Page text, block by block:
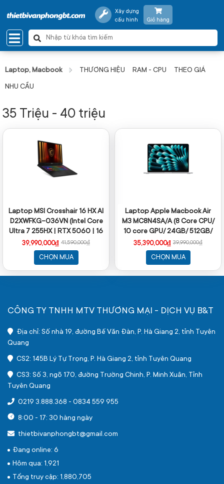
Xây dựng
cấu hình
Giỏ hàng
Laptop, Macbook THƯƠNG HIỆU RAM - CPU THEO GIÁ
NHU CẦU
35 Triệu - 40 triệu
Laptop MSI Crosshair 16 HX AI
D2XWFKG-036VN (Intel Core
Ultra 7 255HX | RTX 5060 | 16
inch QHD+ 240Hz | 16GB |
1TB | Win 11 | Xám)
39,990,000₫ 41,590,000₫
CHỌN MUA
Laptop Apple Macbook Air
M3 MC8N4SA/A (8 Core CPU/
10 core GPU/ 24GB/ 512GB/
13.6Inch/ Mac OS/ Silver/ Vỏ
nhôm)
35,390,000₫ 39,990,000₫
CHỌN MUA
CÔNG TY TNHH MTV THƯƠNG MẠI - DỊCH VỤ B&T
Địa chỉ: Số nhà 19, đường Bế Văn Đàn, P. Hà Giang 2, tỉnh Tuyên
Quang
CS2: 145B Lý Tự Trọng, P. Hà Giang 2, tỉnh Tuyên Quang
CS3: Số 3, ngõ 170, đường Trường Chinh, P. Minh Xuân, Tỉnh
Tuyên Quang
0219 3.888.368 - 0834 559 955
8:00 - 17: 30 hàng ngày
thietbivanphongbt@gmail.com
Đang online: 6
Hôm qua: 1,921
Tổng truy cập: 1,880,705